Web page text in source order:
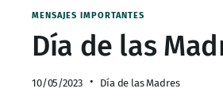
MENSAJES IMPORTANTES
Día de las
10/05/2023 Día de las Madres